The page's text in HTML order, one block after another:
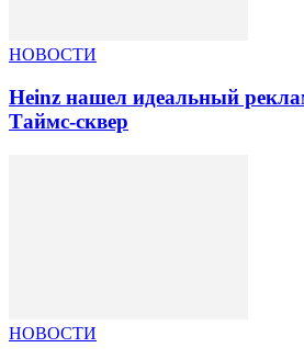
НОВОСТИ
Heinz нашел идеальный
Таймс-сквер
НОВОСТИ